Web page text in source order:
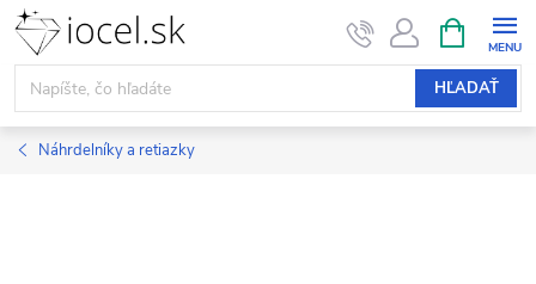
Prejsť
obsah
HĽADAŤ
KOŠÍK
Náhrdelníky a retiazky